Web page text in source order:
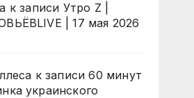
к записи Утро Z |
| 17 мая 2026
к записи60 минут
украинского